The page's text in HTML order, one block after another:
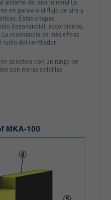
aislante de lana mineral La
en paralelo al flujo de aire y
Estas chapas
(resonancia), absorbiendo,
resonancia es más eficaz
ruido del ventilador.
acústica con un rango de
con meras celdillas